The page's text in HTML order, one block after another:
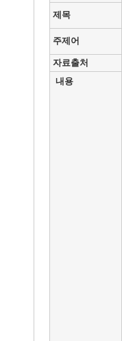
제목
주제어
자료출처
내용